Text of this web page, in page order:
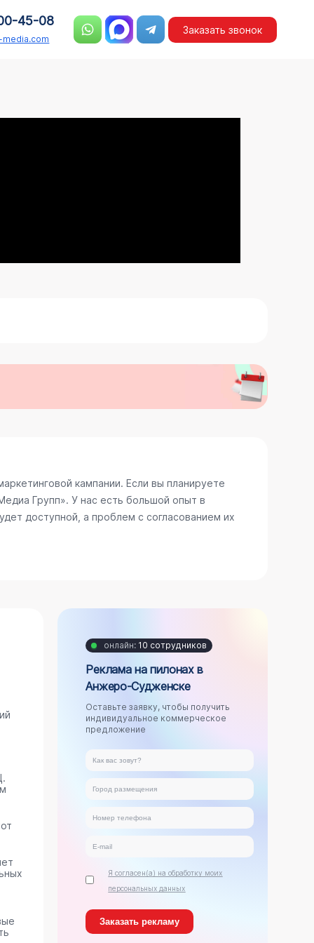
45-08
Заказать звонок
кампании. Если вы планируете
Групп». У нас есть большой опыт в
доступной, а проблем с согласованием их
онлайн: 10 сотрудников
Реклама на пилонах в
Анжеро-Судженске
Оставьте заявку, чтобы получить
индивидуальное коммерческое
предложение
Я согласен(а) на обработку моих
персональных данных